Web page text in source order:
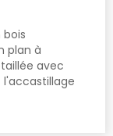
plan à
avec